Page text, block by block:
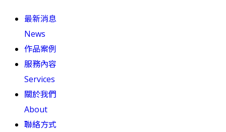
最新消息
News
作品案例
服務內容
Services
關於我們
About
聯絡方式